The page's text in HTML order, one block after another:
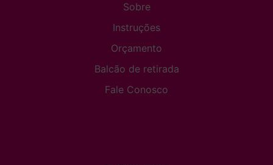
Sobre
Instruções
Orçamento
Balcão de retirada
Fale Conosco